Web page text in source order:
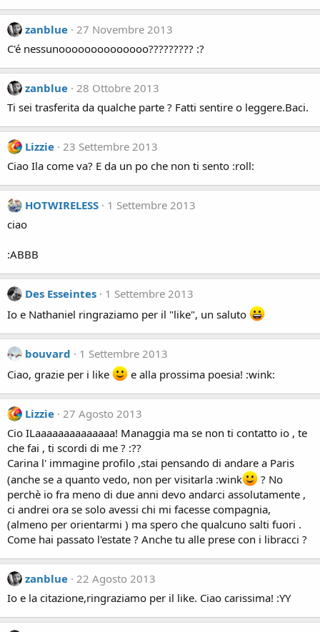
zanblue 27 Novembre 2013
C'é nessunoooooooooooooo????????? :?
zanblue 28 Ottobre 2013
Ti sei trasferita da qualche parte ? Fatti sentire o leggere.Baci.
Lizzie 23 Settembre 2013
Ciao Ila come va? E da un po che non ti sento :roll:
HOTWIRELESS
1 Settembre 2013
ciao
:ABBB
Des Esseintes
1 Settembre 2013
Io e Nathaniel ringraziamo per il "like", un saluto
bouvard
1 Settembre 2013
Ciao, grazie per i like
e alla prossima poesia! :wink:
Lizzie 27 Agosto 2013
Cio ILaaaaaaaaaaaaaa! Managgia ma se non ti contatto io , te
che fai , ti scordi di me ? :??
Carina l' immagine profilo ,stai pensando di andare a Paris
(anche se a quanto vedo, non per visitarla :wink
? No
perchè io fra meno di due anni devo andarci assolutamente ,
ci andrei ora se solo avessi chi mi facesse compagnia,
(almeno per orientarmi ) ma spero che qualcuno salti fuori .
Come hai passato l'estate ? Anche tu alle prese con i libracci ?
zanblue 22 Agosto 2013
Io e la citazione,ringraziamo per il like. Ciao carissima! :YY